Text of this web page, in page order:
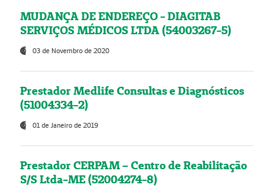
MUDANÇA DE ENDEREÇO - DIAGITAB
SERVIÇOS MÉDICOS LTDA (54003267-5)
03 de Novembro de 2020
Prestador Medlife Consultas e Diagnósticos
(51004334-2)
01 de Janeiro de 2019
Prestador CERPAM – Centro de Reabilitação
S/S Ltda-ME (52004274-8)